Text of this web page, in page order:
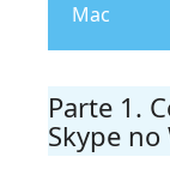
Mac
Parte 1.
Skype